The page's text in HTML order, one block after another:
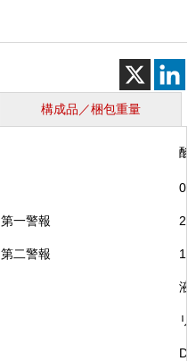
1200）
個
構成品／梱包重量
酸
0
第一警報
第二警報
液